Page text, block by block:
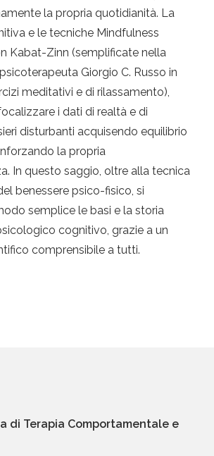
la propria quotidianità. La
e le tecniche Mindfulness
Kabat-Zinn (semplificate nella
Giorgio C. Russo in
meditativi e di rilassamento),
i dati di realtà e di
disturbanti acquisendo equilibrio
la propria
In questo saggio, oltre alla tecnica
benessere psico-fisico, si
semplice le basi e la storia
cognitivo, grazie a un
comprensibile a tutti.
di Terapia Comportamentale e